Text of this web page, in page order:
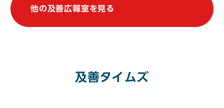
他の及善広報室を見る
及善タイムズ